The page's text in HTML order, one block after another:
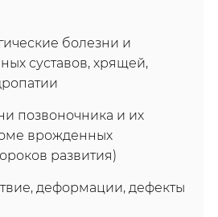
болезни и
суставов, хрящей,
позвоночника и их
врожденных
развития)
деформации, дефекты